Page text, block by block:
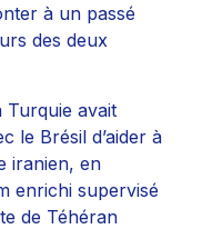
à un passé
des deux
Turquie avait
le Brésil d’aider à
iranien, en
enrichi supervisé
de Téhéran